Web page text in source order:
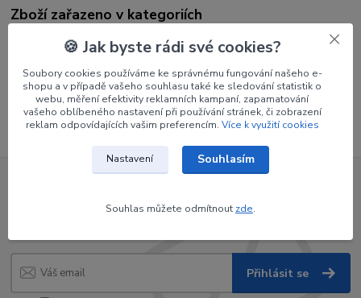
Zboží zařazeno v kategoriích
Končíky
Končíky na pin
Nepropásněte novinky, akce a
Přihlásit se
🍪 Jak byste rádi své cookies?
Soubory cookies používáme ke správnému fungování našeho e-
shopu a v případě vašeho souhlasu také ke sledování statistik o
webu, měření efektivity reklamních kampaní, zapamatování
vašeho oblíbeného nastavení při používání stránek, či zobrazení
reklam odpovídajících vašim preferencím. Více k využití cookies
Nastavení Souhlasím
Souhlas můžete odmítnout zde.